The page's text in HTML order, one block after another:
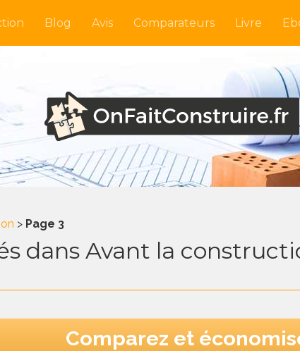
Blog Avis Comparateurs Livre
> Page 3
dans Avant la
Comparez et